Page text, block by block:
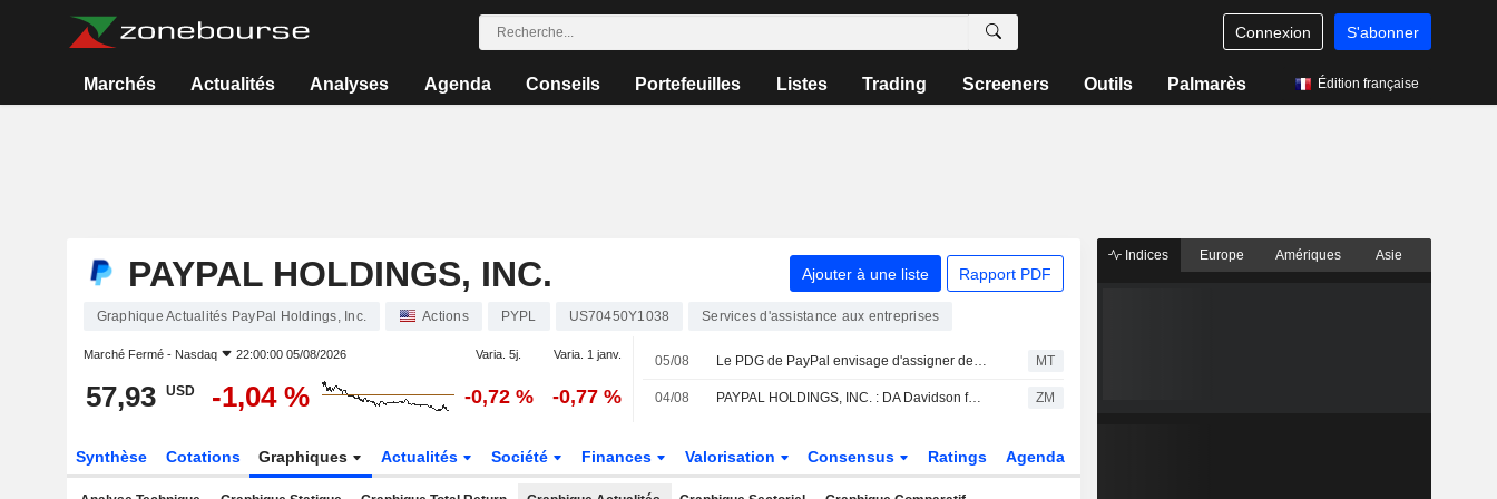
Connexion S'abonner
Marchés Actualités Analyses Agenda Conseils Portefeuilles Listes Trading Screeners Outils Palmarès Édition française
PAYPAL HOLDINGS, INC. Ajouter à une liste Rapport PDF
Graphique Actualités PayPal Holdings, Inc. Actions PYPL US70450Y1038 Services d'assistance aux entreprises
Marché Fermé - Nasdaq 22:00:00 05/08/2026 Varia. 5j. Varia. 1 janv.
57,93 USD -1,04 % -0,72 % -0,77 %
05/08 Le PDG de PayPal envisage d'assigner des objectifs de chiffre d'affaires à ses trois principales divisions MT
04/08 PAYPAL HOLDINGS, INC. : DA Davidson favorable sur le dossier ZM
Synthèse Cotations Graphiques Actualités Société Finances Valorisation Consensus Ratings Agenda
Indices Europe Amériques Asie